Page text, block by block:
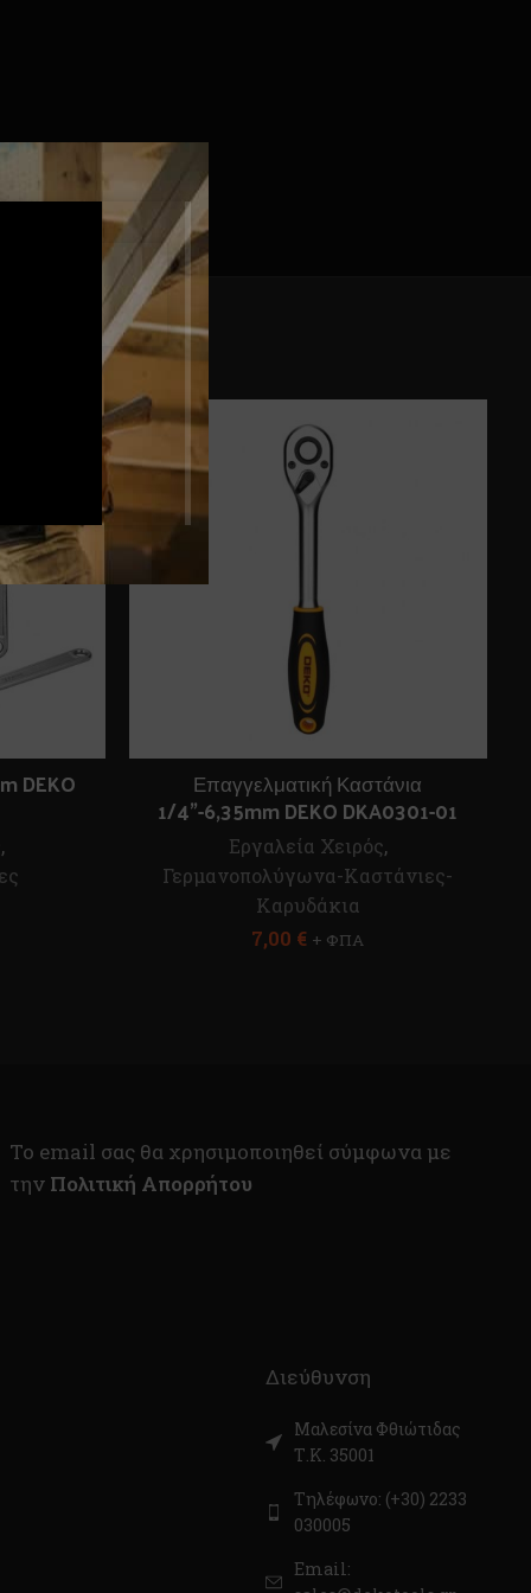
DEKO
,
Επαγγελματική Καστάνια
1/4”-6,35mm DEKO DKA0301-01
Εργαλεία Χειρός,
Γερμανοπολύγωνα-Καστάνιες-
Καρυδάκια
7,00 € + ΦΠΑ
To email σας θα χρησιμοποιηθεί σύμφωνα με
την Πολιτική Απορρήτου
Διεύθυνση
Μαλεσίνα Φθιώτιδας
Τ.Κ. 35001
Τηλέφωνο: (+30) 2233
030005
Email: